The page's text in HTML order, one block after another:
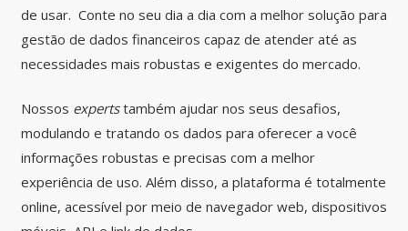
de usar. Conte no seu dia a dia com a melhor solução para
gestão de dados financeiros capaz de atender até as
necessidades mais robustas e exigentes do mercado.
Nossos expertstambém ajudar nos seus desafios,
modulando e tratando os dados para oferecer a você
informações robustas e precisas com a melhor
experiência de uso. Além disso, a plataforma é totalmente
online, acessível por meio de navegador web, dispositivos